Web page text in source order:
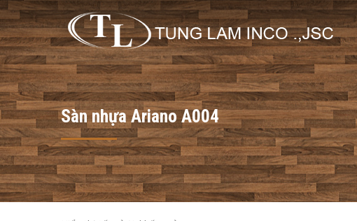
Sàn nhựa Ariano A004